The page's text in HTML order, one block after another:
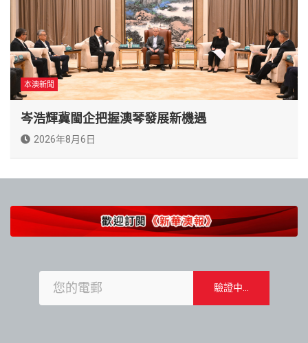
本澳新聞
岑浩輝冀閩企把握澳琴發展新機遇
2026年8月6日